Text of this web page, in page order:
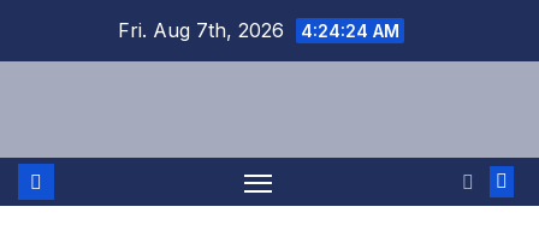
Fri. Aug 7th, 2026 4:24:25 AM